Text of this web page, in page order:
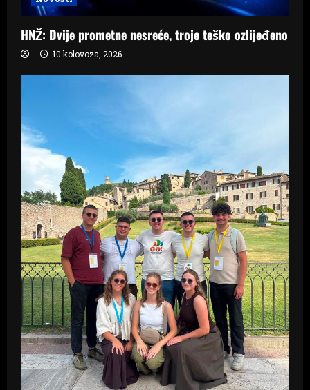
HNŽ: Dvije prometne nesreće, troje teško ozlijeđeno
10 kolovoza, 2026